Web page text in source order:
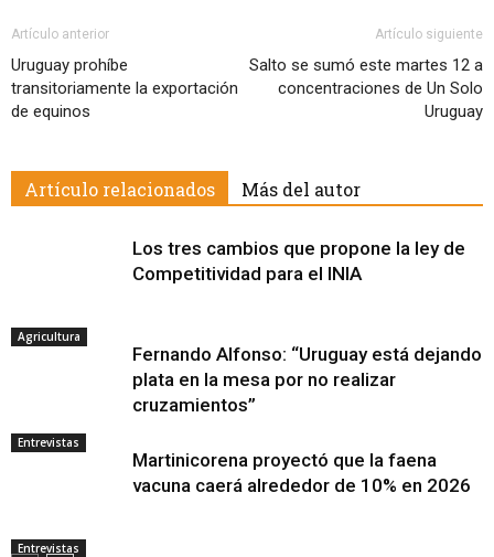
Artículo anterior
Uruguay prohíbe
transitoriamente la exportación
de equinos
Artículo siguiente
Salto se sumó este martes 12 a
concentraciones de Un Solo
Uruguay
Artículo relacionados Más del autor
Agricultura
Los tres cambios que propone la ley de
Competitividad para el INIA
Entrevistas
Fernando Alfonso: “Uruguay está dejando
plata en la mesa por no realizar
cruzamientos”
Entrevistas
Martinicorena proyectó que la faena
vacuna caerá alrededor de 10% en 2026